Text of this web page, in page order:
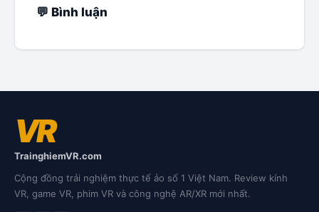
💬 Bình luận
VR
TrainghiemVR.com
Cộng đồng trải nghiệm thực tế ảo số 1 Việt Nam. Review kính
VR, game VR, phim VR và công nghệ AR/XR mới nhất.